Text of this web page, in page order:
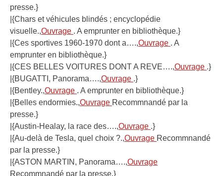
presse.}
|{Chars et véhicules blindés ; encyclopédie
visuelle.,Ouvrage . A emprunter en bibliothèque.}
|{Ces sportives 1960-1970 dont a….,Ouvrage . A
emprunter en bibliothèque.}
|{CES BELLES VOITURES DONT A REVE….,Ouvrage .}
|{BUGATTI, Panorama….,Ouvrage .}
|{Bentley.,Ouvrage . A emprunter en bibliothèque.}
|{Belles endormies.,Ouvrage Recommnandé par la
presse.}
|{Austin-Healay, la race des….,Ouvrage .}
|{Au-delà de Tesla, quel choix ?.,Ouvrage Recommnandé
par la presse.}
|{ASTON MARTIN, Panorama….,Ouvrage
Recommnandé par la presse.}